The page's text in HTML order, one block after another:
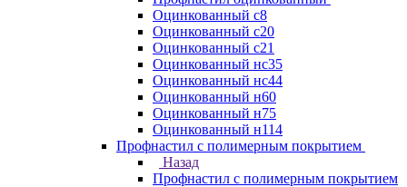
Оцинкованный с8
Оцинкованный с20
Оцинкованный с21
Оцинкованный нс35
Оцинкованный нс44
Оцинкованный н60
Оцинкованный н75
Оцинкованный н114
Профнастил с полимерным покрытием
Назад
Профнастил с полимерным покрытием